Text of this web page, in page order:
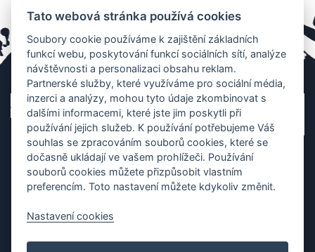
Tato webová stránka používá cookies
Soubory cookie používáme k zajištění základních
funkcí webu, poskytování funkcí sociálních sítí, analýze
návštěvnosti a personalizaci obsahu reklam.
Partnerské služby, které využíváme pro sociální média,
inzerci a analýzy, mohou tyto údaje zkombinovat s
dalšími informacemi, které jste jim poskytli při
používání jejich služeb. K používání potřebujeme Váš
souhlas se zpracováním souborů cookies, které se
dočasně ukládají ve vašem prohlížeči. Používání
souborů cookies můžete přizpůsobit vlastním
preferencím. Toto nastavení můžete kdykoliv změnit.
Nastavení cookies